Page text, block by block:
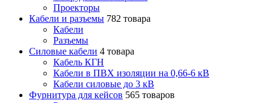
Проекторы
Кабели и разъемы 782 товара
Кабели
Разъемы
Силовые кабели 4 товара
Кабель КГН
Кабели в ПВХ изоляции на 0,66-6 кВ
Кабели силовые до 3 кВ
Фурнитура для кейсов 565 товаров